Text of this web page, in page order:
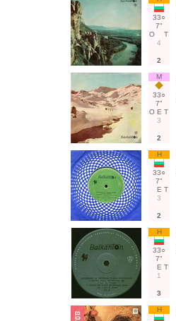
33○
7"
О
Т
4
2
М
33○
7"
О Е Т
3
2
Н
33○
7"
Е Т
3
2
Н
33○
7"
Е Т
1
3
Н